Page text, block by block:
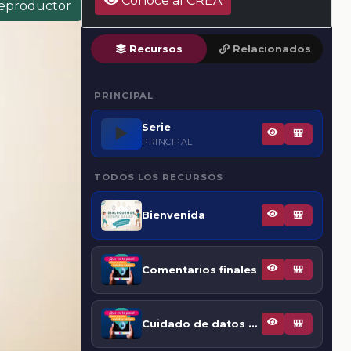
Recursos Relacionados
PRINCIPAL
▶️ Serie
PRINCIPAL
🎒
TODOS LOS RECURSOS
Bienvenida 🎒
Comentarios finales 🎒
Cuidado de datos personales 🎒